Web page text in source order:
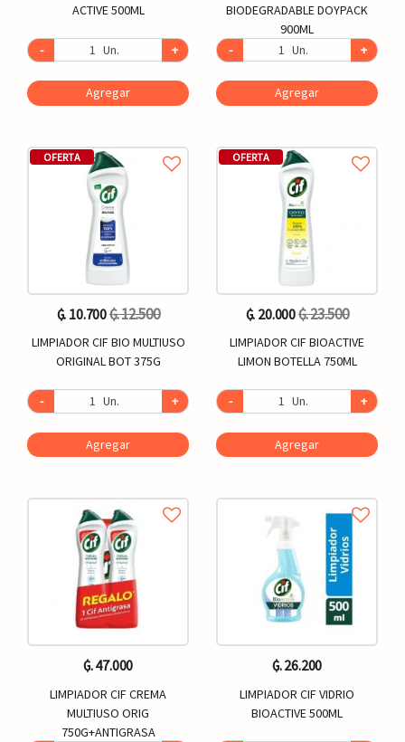
ACTIVE 500ML
- Un. +
Agregar
BIODEGRADABLE DOYPACK
900ML
-
Un. +
Agregar
OFERTA
₲. 10.700₲. 12.500
LIMPIADOR CIF BIO MULTIUSO
ORIGINAL BOT 375G
- Un. +
Agregar
OFERTA
₲. 20.000₲. 23.500
LIMPIADOR CIF BIOACTIVE
LIMON BOTELLA 750ML
- Un. +
Agregar
₲. 47.000
LIMPIADOR CIF CREMA
MULTIUSO ORIG
750G+ANTIGRASA
₲. 26.200
LIMPIADOR CIF VIDRIO
BIOACTIVE 500ML